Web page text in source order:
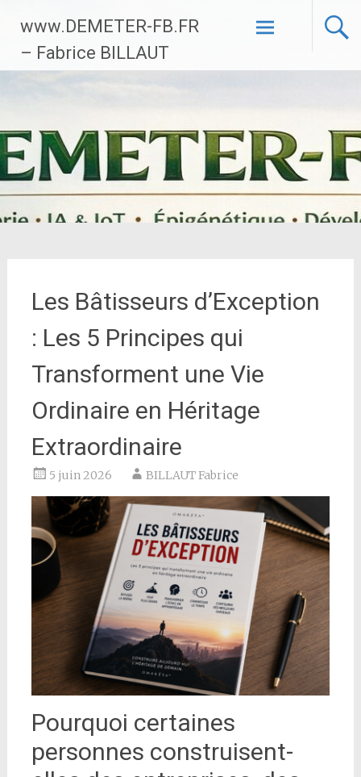
contenu
principal
www.DEMETER-FB.FR
– Fabrice BILLAUT
Les Bâtisseurs d’Exception
: Les 5 Principes qui
Transforment une Vie
Ordinaire en Héritage
Extraordinaire
5 juin 2026 BILLAUT Fabrice
Pourquoi certaines
personnes construisent-